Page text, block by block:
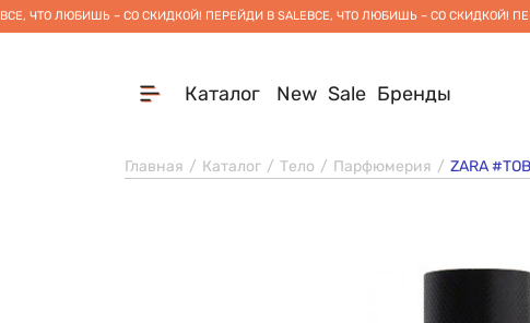
ВСЕ, ЧТО ЛЮБИШЬ – СО СКИДКОЙ! ПЕРЕЙДИ В SALEВСЕ, ЧТО ЛЮБИШЬ – СО СКИДКОЙ!
Каталог New Sale Бренды
Главная Каталог Тело Парфюмерия ZARA